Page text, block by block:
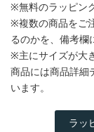
※無料のラッピン
※複数の商品をご
るのかを、備考欄
※主にサイズが大
商品には商品詳細
います。
ラッ